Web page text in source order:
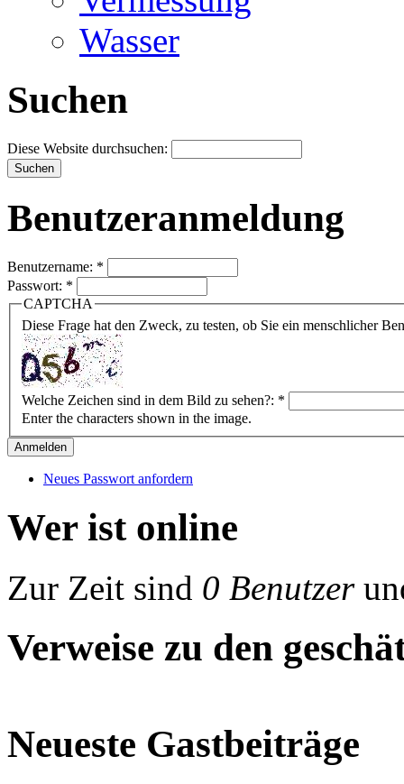
Wasser
Suchen
Diese Website durchsuchen:
Benutzeranmeldung
Benutzername: *
Passwort: *
CAPTCHA
Diese Frage hat den Zweck, zu testen, ob Sie ein menschlicher
Welche Zeichen sind in dem Bild zu sehen?: *
Enter the characters shown in the image.
Neues Passwort anfordern
Wer ist online
Zur Zeit sind 0 Benutzer
Verweise zu den
Neueste Gastbeiträge